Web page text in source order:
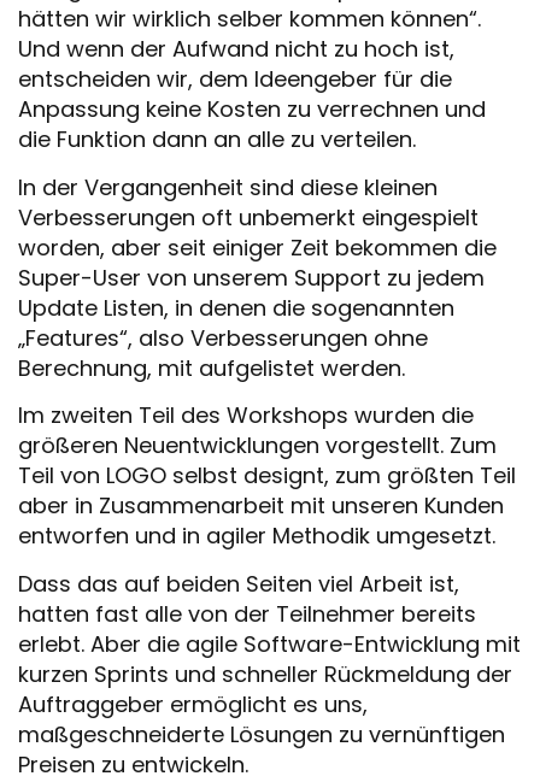
hätten wir wirklich selber kommen können“.
Und wenn der Aufwand nicht zu hoch ist,
entscheiden wir, dem Ideengeber für die
Anpassung keine Kosten zu verrechnen und
die Funktion dann an alle zu verteilen.
In der Vergangenheit sind diese kleinen
Verbesserungen oft unbemerkt eingespielt
worden, aber seit einiger Zeit bekommen die
Super-User von unserem Support zu jedem
Update Listen, in denen die sogenannten
„Features“, also Verbesserungen ohne
Berechnung, mit aufgelistet werden.
Im zweiten Teil des Workshops wurden die
größeren Neuentwicklungen vorgestellt. Zum
Teil von LOGO selbst designt, zum größten Teil
aber in Zusammenarbeit mit unseren Kunden
entworfen und in agiler Methodik umgesetzt.
Dass das auf beiden Seiten viel Arbeit ist,
hatten fast alle von der Teilnehmer bereits
erlebt. Aber die agile Software-Entwicklung mit
kurzen Sprints und schneller Rückmeldung der
Auftraggeber ermöglicht es uns,
maßgeschneiderte Lösungen zu vernünftigen
Preisen zu entwickeln.